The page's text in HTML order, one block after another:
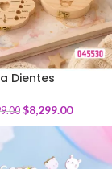
Dientes
$8,299.00